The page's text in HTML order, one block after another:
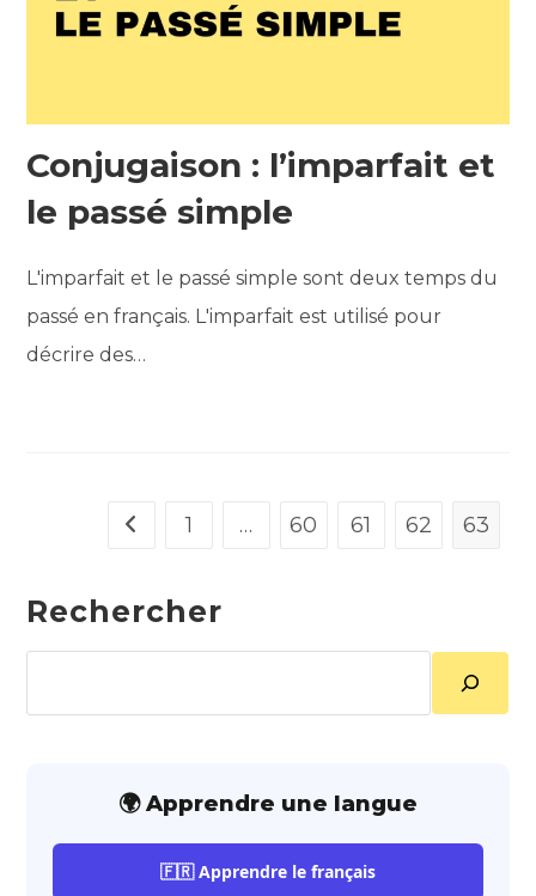
Conjugaison : l’imparfait et
le passé simple
L'imparfait et le passé simple sont deux temps du
passé en français. L'imparfait est utilisé pour
décrire des…
Go to the previous page
1 … 60 61 62 63
Rechercher
🌍 Apprendre une langue
🇫🇷 Apprendre le français